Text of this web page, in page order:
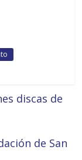
discas de
de San